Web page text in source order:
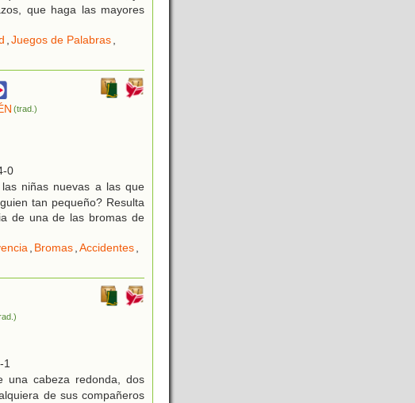
que haga las mayores
,Juegos de Palabras,
(trad.)
0
niñas nuevas a las que
tan pequeño? Resulta
de una de las bromas de
, Bromas,Accidentes,
1
una cabeza redonda, dos
de sus compañeros